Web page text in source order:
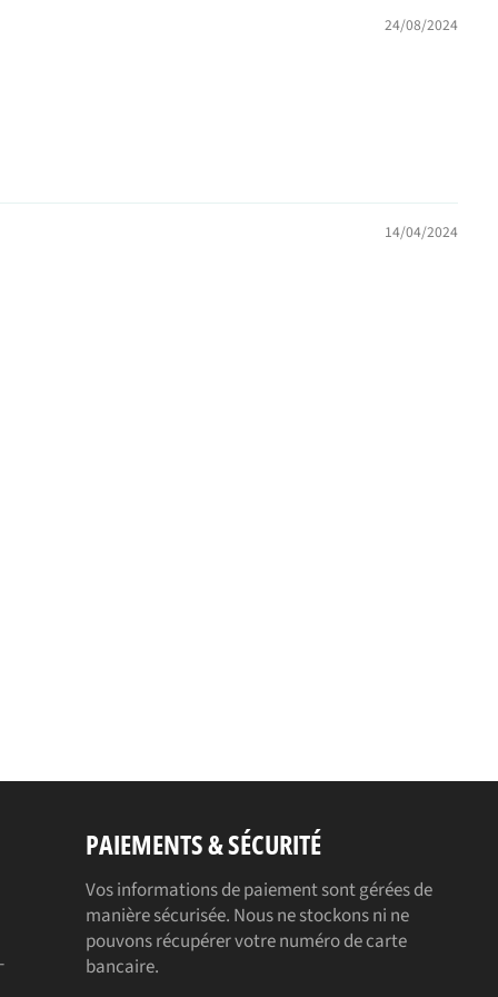
24/08/2024
14/04/2024
PAIEMENTS & SÉCURITÉ
Vos informations de paiement sont gérées de
manière sécurisée. Nous ne stockons ni ne
pouvons récupérer votre numéro de carte
bancaire.